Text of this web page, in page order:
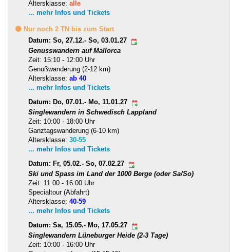
Altersklasse: alle
... mehr Infos und Tickets
🟡 Nur noch 2 TN bis zum Start
Datum: So, 27.12.- So, 03.01.27
Genusswandern auf Mallorca
Zeit: 15:10 - 12:00 Uhr
Genußwanderung (2-12 km)
Altersklasse: ab 40
... mehr Infos und Tickets
Datum: Do, 07.01.- Mo, 11.01.27
Singlewandern in Schwedisch Lappland
Zeit: 10:00 - 18:00 Uhr
Ganztagswanderung (6-10 km)
Altersklasse: 30-55
... mehr Infos und Tickets
Datum: Fr, 05.02.- So, 07.02.27
Ski und Spass im Land der 1000 Berge (oder Sa/So)
Zeit: 11:00 - 16:00 Uhr
Specialtour (Abfahrt)
Altersklasse: 40-59
... mehr Infos und Tickets
Datum: Sa, 15.05.- Mo, 17.05.27
Singlewandern Lüneburger Heide (2-3 Tage)
Zeit: 10:00 - 16:00 Uhr